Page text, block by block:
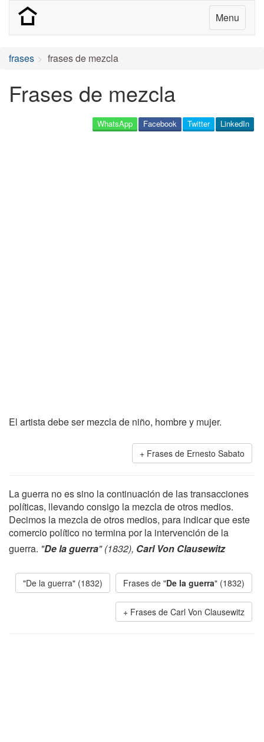
Menu
frases frases de mezcla
Frases de mezcla
LinkedIn
Twitter
Facebook
WhatsApp
El artista debe ser mezcla de niño, hombre y mujer.
Frases de Ernesto Sabato
La guerra no es sino la continuación de las transacciones
políticas, llevando consigo la mezcla de otros medios.
Decimos la mezcla de otros medios, para indicar que este
comercio político no termina por la intervención de la
guerra. "De la guerra" (1832), Carl Von Clausewitz
"De la guerra" (1832) Frases de "De la guerra" (1832)
Frases de Carl Von Clausewitz